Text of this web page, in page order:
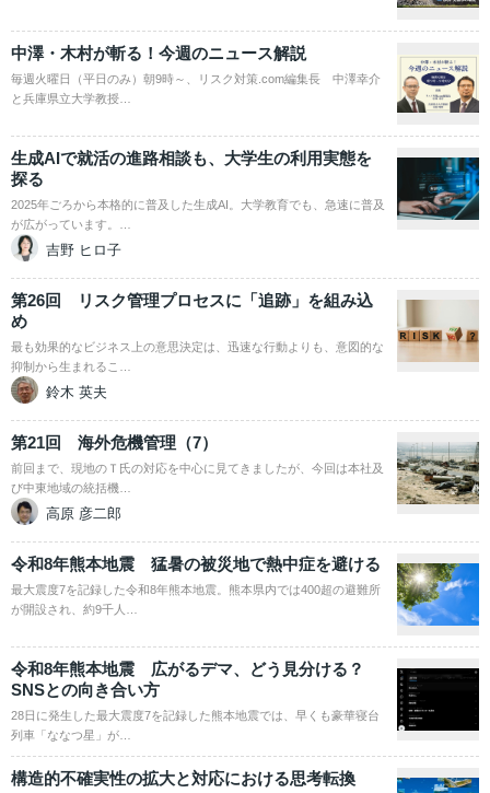
中澤・木村が斬る！今週のニュース解説
毎週火曜日（平日のみ）朝9時～、リスク対策.com編集長 中澤幸介
と兵庫県立大学教授…
生成AIで就活の進路相談も、大学生の利用実態を
探る
2025年ごろから本格的に普及した生成AI。大学教育でも、急速に普及
が広がっています。…
吉野 ヒロ子
第26回 リスク管理プロセスに「追跡」を組み込
め
最も効果的なビジネス上の意思決定は、迅速な行動よりも、意図的な
抑制から生まれるこ…
鈴木 英夫
第21回 海外危機管理（7）
前回まで、現地のＴ氏の対応を中心に見てきましたが、今回は本社及
び中東地域の統括機…
高原 彦二郎
令和8年熊本地震 猛暑の被災地で熱中症を避ける
最大震度7を記録した令和8年熊本地震。熊本県内では400超の避難所
が開設され、約9千人…
令和8年熊本地震 広がるデマ、どう見分ける？
SNSとの向き合い方
28日に発生した最大震度7を記録した熊本地震では、早くも豪華寝台
列車「ななつ星」が…
構造的不確実性の拡大と対応における思考転換